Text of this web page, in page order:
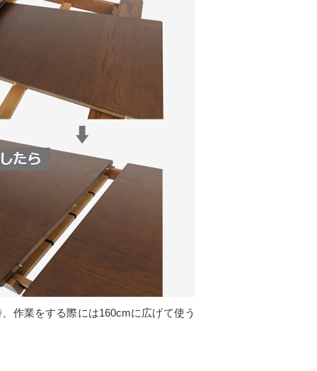
作業をする際には160cmに広げて使う